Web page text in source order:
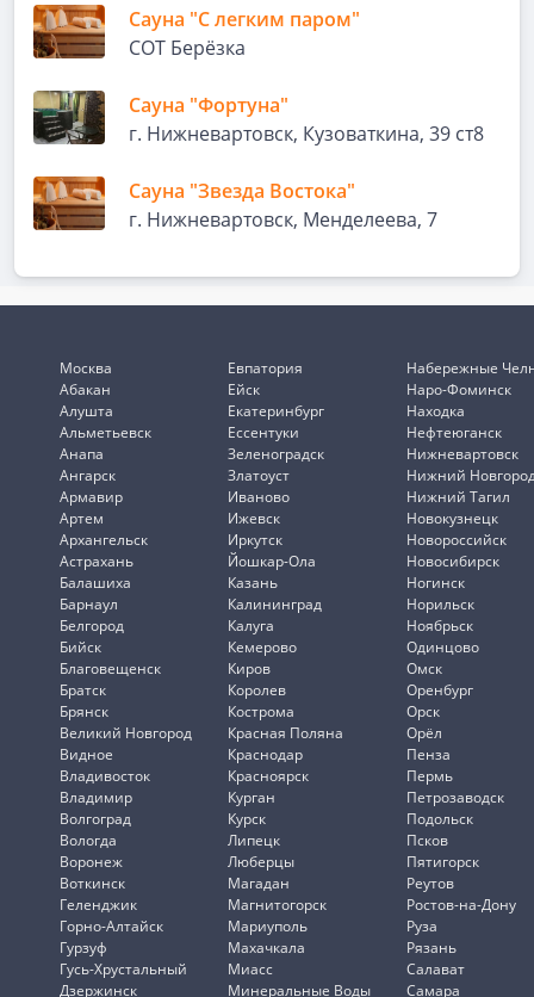
Сауна "С легким паром"
СОТ Берёзка
Сауна "Фортуна"
г. Нижневартовск, Кузоваткина, 39 ст8
Сауна "Звезда Востока"
г. Нижневартовск, Менделеева, 7
Москва
Абакан
Алушта
Альметьевск
Анапа
Ангарск
Армавир
Артем
Архангельск
Астрахань
Балашиха
Барнаул
Белгород
Бийск
Благовещенск
Братск
Брянск
Великий Новгород
Видное
Владивосток
Владимир
Волгоград
Вологда
Воронеж
Воткинск
Геленджик
Горно-Алтайск
Гурзуф
Гусь-Хрустальный
Дзержинск
Евпатория
Ейск
Екатеринбург
Ессентуки
Зеленоградск
Златоуст
Иваново
Ижевск
Иркутск
Йошкар-Ола
Казань
Калининград
Калуга
Кемерово
Киров
Королев
Кострома
Красная Поляна
Краснодар
Красноярск
Курган
Курск
Липецк
Люберцы
Магадан
Магнитогорск
Мариуполь
Махачкала
Миасс
Минеральные Воды
Набережные
Наро-Фоминск
Находка
Нефтеюганск
Нижневартовск
Нижний
Нижний Тагил
Новокузнецк
Новороссийск
Новосибирск
Ногинск
Норильск
Ноябрьск
Одинцово
Омск
Оренбург
Орск
Орёл
Пенза
Пермь
Петрозаводск
Подольск
Псков
Пятигорск
Реутов
Ростов-на-Дону
Руза
Рязань
Салават
Самара